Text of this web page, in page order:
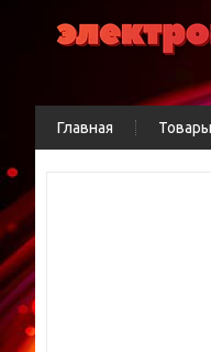
Главная